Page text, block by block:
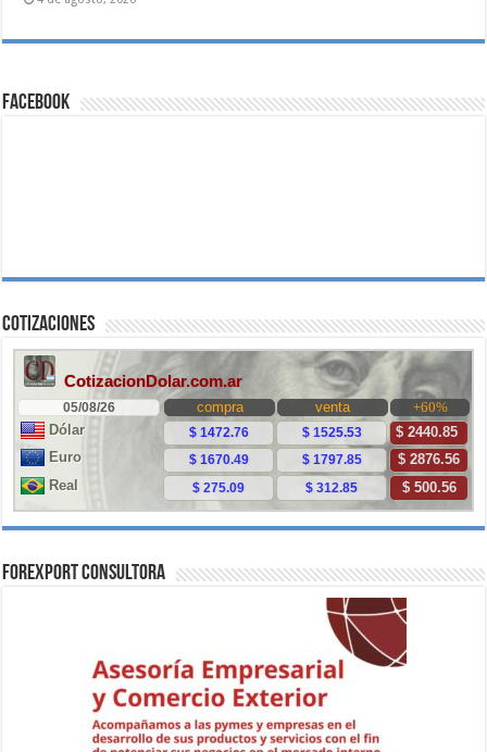
Facebook
Cotizaciones
ForExport Consultora